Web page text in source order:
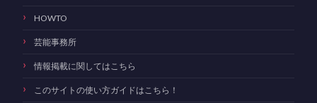
HOWTO
芸能事務所
情報掲載に関してはこちら
このサイトの使い方ガイドはこちら！